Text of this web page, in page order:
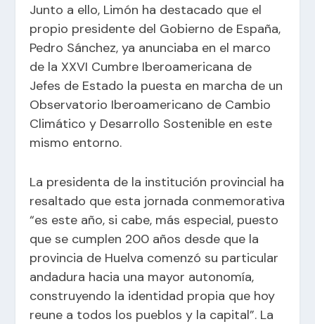
Junto a ello, Limón ha destacado que el
propio presidente del Gobierno de España,
Pedro Sánchez, ya anunciaba en el marco
de la XXVI Cumbre Iberoamericana de
Jefes de Estado la puesta en marcha de un
Observatorio Iberoamericano de Cambio
Climático y Desarrollo Sostenible en este
mismo entorno.
La presidenta de la institución provincial ha
resaltado que esta jornada conmemorativa
“es este año, si cabe, más especial, puesto
que se cumplen 200 años desde que la
provincia de Huelva comenzó su particular
andadura hacia una mayor autonomía,
construyendo la identidad propia que hoy
reune a todos los pueblos y la capital”. La